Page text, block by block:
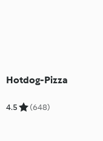
Hotdog-Pizza
4.5 (648)